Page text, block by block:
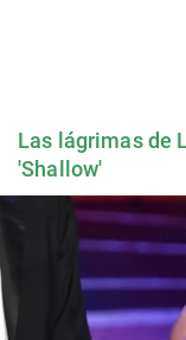
Las lágrimas de
'Shallow'